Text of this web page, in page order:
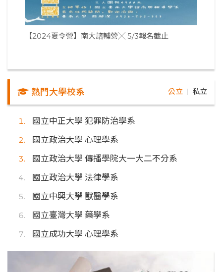
【2024夏令營】南大諮輔營╳ 5/3報名截止
熱門大學校系 公立 私立
國立中正大學 犯罪防治學系
國立政治大學 心理學系
國立政治大學 傳播學院大一大二不分系
國立政治大學 法律學系
國立中興大學 獸醫學系
國立臺灣大學 藥學系
國立成功大學 心理學系